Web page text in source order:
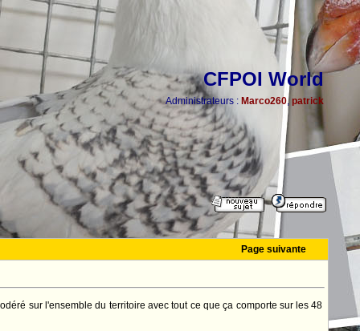
CFPOI World
Administrateurs : Marco260, patrick
Page suivante
sur l'ensemble du territoire avec tout ce que ça comporte sur les 48